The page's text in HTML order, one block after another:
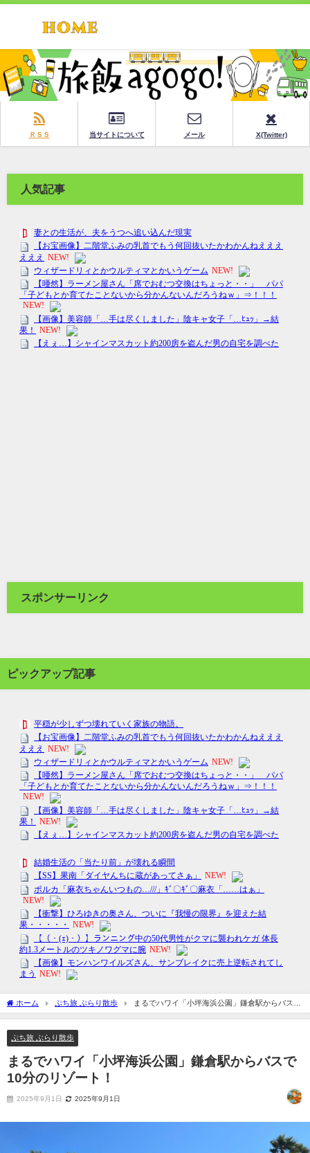
ＲＳＳ 当サイトについて メール X(Twitter)
人気記事
スポンサーリンク
ピックアップ記事
ホーム ぷち旅 ぶらり散歩
まるでハワイ「小坪海浜公園」鎌倉駅からバスで
10分のリゾート！
ぷち旅 ぶらり散歩
まるでハワイ「小坪海浜公園」鎌倉駅からバスで
10分のリゾート！
2025年9月1日 2025年9月1日